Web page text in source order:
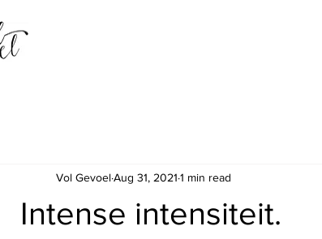
Intense intensiteit.
Vol GevoelAug 31, 2021 1 min read